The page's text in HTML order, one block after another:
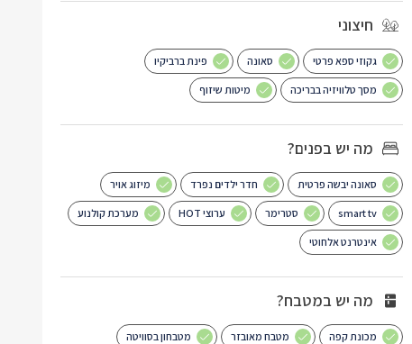
חיצוני
גקוזי ספא פרטי סאונה פינת ברביקיו
מסך טלוויזיה בבריכה מיטות שיזוף
מה יש בפנים?
סאונה יבשה פרטית חדר ילדים נפרד מיזוג אויר
smart tv סטרימר ערוצי HOT מערכת קולנוע
אינטרנט אלחוטי
מה יש במטבח?
מכונת קפה מטבח מאובזר מטבחון בסוויטה